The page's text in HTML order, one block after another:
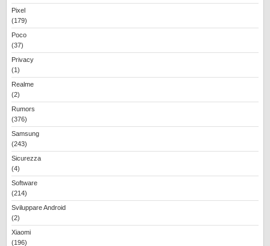
Pixel
(179)
Poco
(37)
Privacy
(1)
Realme
(2)
Rumors
(376)
Samsung
(243)
Sicurezza
(4)
Software
(214)
Sviluppare Android
(2)
Xiaomi
(196)